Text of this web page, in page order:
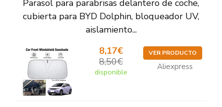
Parasol para parabrisas delantero de coche,
cubierta para BYD Dolphin, bloqueador UV,
aislamiento...
8,17€
8,50€
disponible
VER PRODUCTO
Aliexpress